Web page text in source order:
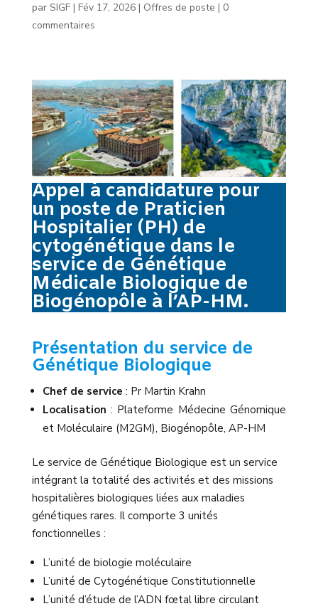
par SIGF| Fév 17, 2026| Offres de poste | 0
commentaires
Appel à candidature pour
un poste de Praticien
Hospitalier (PH) de
cytogénétique dans le
service de Génétique
Médicale Biologique de
Biogénopôle à l’AP-HM.
Présentation du service de
Génétique Biologique
Chef de service : Pr Martin Krahn
Localisation : Plateforme Médecine Génomique
et Moléculaire (M2GM), Biogénopôle, AP-HM
Le service de Génétique Biologique est un service
intégrant la totalité des activités et des missions
hospitalières biologiques liées aux maladies
génétiques rares. Il comporte 3 unités
fonctionnelles :
L’unité de biologie moléculaire
L’unité de Cytogénétique Constitutionnelle
L’unité d’étude de l’ADN fœtal libre circulant